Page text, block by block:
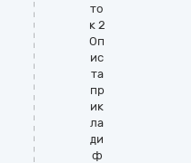
то
к 2
Оп
ис
та
пр
ик
ла
ди
ф